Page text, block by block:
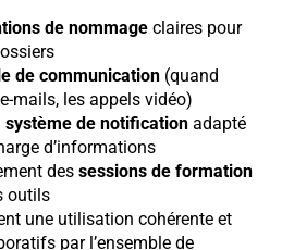
de nommage claires pour
de communication (quand
mails, les appels vidéo)
système de notification adapté
d’informations
des sessions de formation
outils
une utilisation cohérente et
par l’ensemble de